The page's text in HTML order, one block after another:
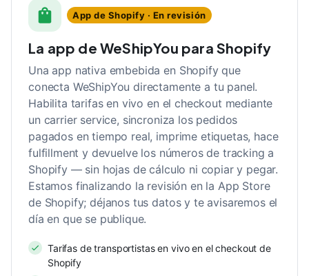
App de Shopify · En revisión
La app de WeShipYou para Shopify
Una app nativa embebida en Shopify que
conecta WeShipYou directamente a tu panel.
Habilita tarifas en vivo en el checkout mediante
un carrier service, sincroniza los pedidos
pagados en tiempo real, imprime etiquetas, hace
fulfillment y devuelve los números de tracking a
Shopify — sin hojas de cálculo ni copiar y pegar.
Estamos finalizando la revisión en la App Store
de Shopify; déjanos tus datos y te avisaremos el
día en que se publique.
Tarifas de transportistas en vivo en el checkout de
Shopify